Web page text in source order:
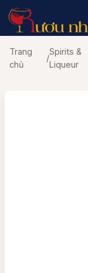
Trang
chủ
/
Spirits &
Liqueur